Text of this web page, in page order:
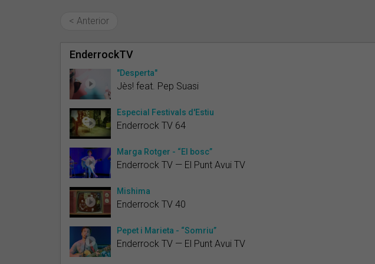
< Anterior
EnderrockTV
"Desperta"
Jès! feat. Pep Suasi
Especial Festivals d'Estiu
Enderrock TV 64
Marga Rotger - “El bosc”
Enderrock TV — El Punt Avui TV
Mishima
Enderrock TV 40
Pepet i Marieta - “Somriu”
Enderrock TV — El Punt Avui TV